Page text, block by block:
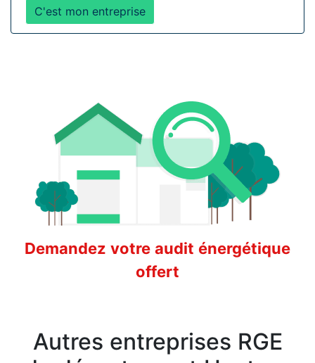
C'est mon entreprise
Demandez votre audit énergétique
offert
Autres entreprises RGE